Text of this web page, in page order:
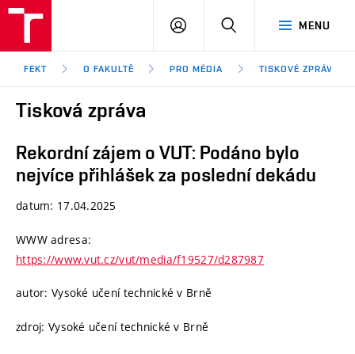
Brno
MENU
PŘIHLÁSIT
FEKT O FAKULTĚ PRO MÉDIA TISKOVÉ ZPRÁVY
Tisková zpráva
Rekordní zájem o VUT: Podáno bylo
nejvíce přihlášek za poslední dekádu
datum: 17.04.2025
WWW adresa:
https://www.vut.cz/vut/media/f19527/d287987
autor: Vysoké učení technické v Brně
zdroj: Vysoké učení technické v Brně